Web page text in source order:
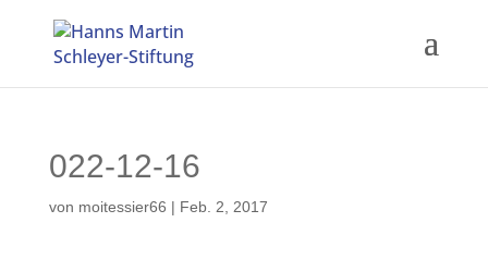
022-12-16
von moitessier66 | Feb. 2, 2017